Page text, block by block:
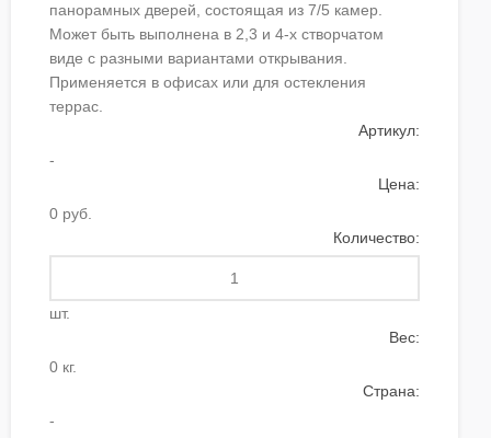
панорамных дверей, состоящая из 7/5 камер.
Может быть выполнена в 2,3 и 4-х створчатом
виде с разными вариантами открывания.
Применяется в офисах или для остекления
террас.
Артикул:
-
Цена:
0 руб.
Количество:
шт.
Вес:
0 кг.
Страна:
-